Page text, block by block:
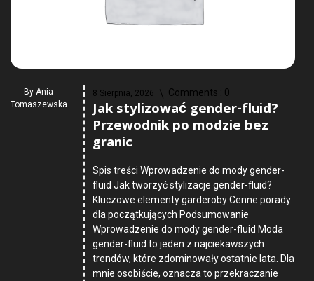
By Ania
Tomaszewska
8 Sierpnia, 2026 Comments : 0
Jak stylizować gender-fluid?
Przewodnik po modzie bez
granic
Spis treści Wprowadzenie do mody gender-
fluid Jak tworzyć stylizacje gender-fluid?
Kluczowe elementy garderoby Cenne porady
dla początkujących Podsumowanie
Wprowadzenie do mody gender-fluid Moda
gender-fluid to jeden z najciekawszych
trendów, które zdominowały ostatnie lata. Dla
mnie osobiście, oznacza to przekraczanie